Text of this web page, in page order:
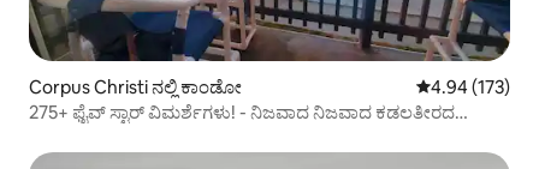
Corpus Christi ನಲ್ಲಿ ಕಾಂಡೋ 5 ರಲ್ಲಿ 4.94
4.94 (173)
275+ ಫೈವ್ ಸ್ಟಾರ್ ವಿಮರ್ಶೆಗಳು! - ನಿಜವಾದ ನಿಜವಾದ ಕಡಲತೀರದ